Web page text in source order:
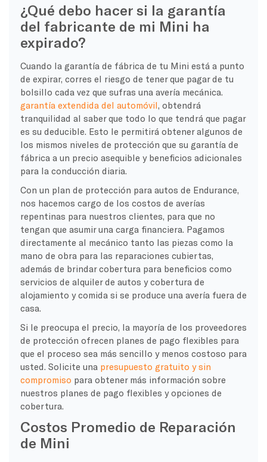
¿Qué debo hacer si la garantía
del fabricante de mi Mini ha
expirado?
Cuando la garantía de fábrica de tu Mini está a punto
de expirar, corres el riesgo de tener que pagar de tu
bolsillo cada vez que sufras una avería mecánica.
garantía extendida del automóvil , obtendrá
tranquilidad al saber que todo lo que tendrá que pagar
es su deducible. Esto le permitirá obtener algunos de
los mismos niveles de protección que su garantía de
fábrica a un precio asequible y beneficios adicionales
para la conducción diaria.
Con un plan de protección para autos de Endurance,
nos hacemos cargo de los costos de averías
repentinas para nuestros clientes, para que no
tengan que asumir una carga financiera. Pagamos
directamente al mecánico tanto las piezas como la
mano de obra para las reparaciones cubiertas,
además de brindar cobertura para beneficios como
servicios de alquiler de autos y cobertura de
alojamiento y comida si se produce una avería fuera de
casa.
Si le preocupa el precio, la mayoría de los proveedores
de protección ofrecen planes de pago flexibles para
que el proceso sea más sencillo y menos costoso para
usted. Solicite una presupuesto gratuito y sin
compromiso para obtener más información sobre
nuestros planes de pago flexibles y opciones de
cobertura.
Costos Promedio de Reparación
de Mini